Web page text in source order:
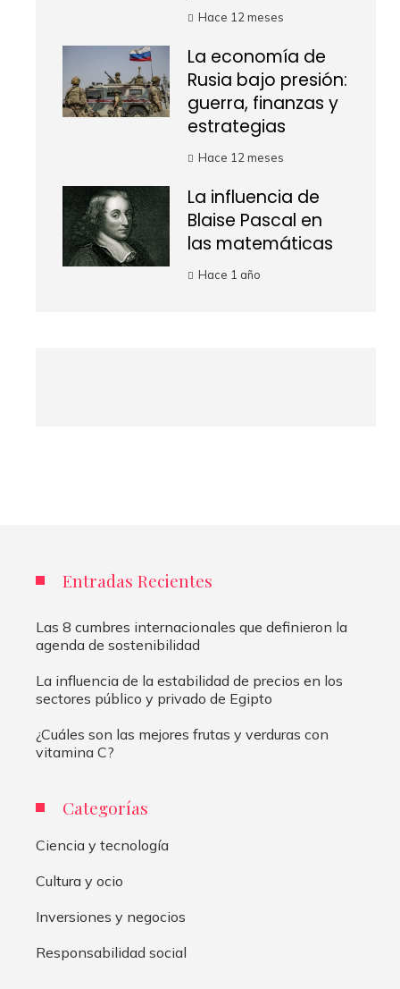
Hace 12 meses
La economía de
Rusia bajo presión:
guerra, finanzas y
estrategias
Hace 12 meses
La influencia de
Blaise Pascal en
las matemáticas
Hace 1 año
Entradas Recientes
Las 8 cumbres internacionales que definieron la
agenda de sostenibilidad
La influencia de la estabilidad de precios en los
sectores público y privado de Egipto
¿Cuáles son las mejores frutas y verduras con
vitamina C?
Categorías
Ciencia y tecnología
Cultura y ocio
Inversiones y negocios
Responsabilidad social